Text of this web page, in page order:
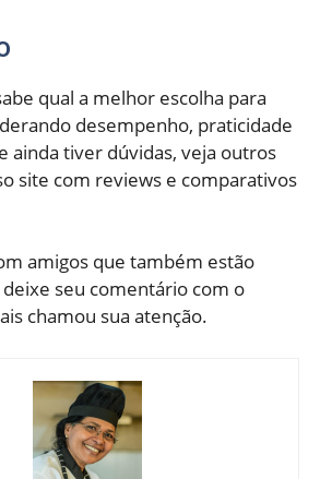
qual a melhor escolha para
desempenho, praticidade
ainda tiver dúvidas, veja outros
site com reviews e comparativos
amigos que também estão
seu comentário com o
chamou sua atenção.